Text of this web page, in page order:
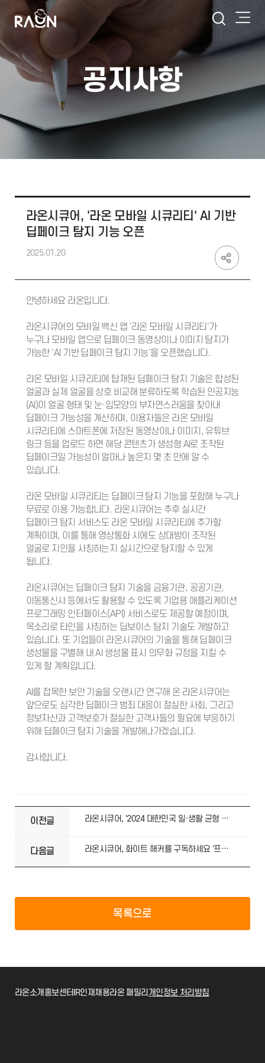
공지사항
라온시큐어, '라온 모바일 시큐리티' AI 기반
딥페이크 탐지 기능 오픈
2025.01.20
안녕하세요 라온입니다.
라온시큐어의 모바일 백신 앱 '라온 모바일 시큐리티'가
누구나 모바일 앱으로 딥페이크 동영상이나 이미지 탐지가
가능한 'AI 기반 딥페이크 탐지 기능'을 오픈했습니다.
라온 모바일 시큐리티에 탑재된 딥페이크 탐지 기술은 합성된
얼굴과 실제 얼굴을 상호 비교해 분류하도록 학습된 인공지능
(AI)이 얼굴 형태 및 눈·입모양의 부자연스러움을 찾아내
딥페이크 가능성을 계산하며, 이용자들은 라온 모바일
시큐리티에 스마트폰에 저장된 동영상이나 이미지, 유튜브
링크 등을 업로드 하면 해당 콘텐츠가 생성형 AI로 조작된
딥페이크일 가능성이 얼마나 높은지 몇 초 만에 알 수
있습니다.
라온 모바일 시큐리티는 딥페이크 탐지 기능을 포함해 누구나
무료로 이용 가능합니다. 라온시큐어는 추후 실시간
딥페이크 탐지 서비스도 라온 모바일 시큐리티에 추가할
계획이며, 이를 통해 영상통화 시에도 상대방이 조작된
얼굴로 지인을 사칭하는지 실시간으로 탐지할 수 있게
됩니다.
라온시큐어는 딥페이크 탐지 기술을 금융기관, 공공기관,
이동통신사 등에서도 활용할 수 있도록 기업용 애플리케이션
프로그래밍 인터페이스(API) 서비스로도 제공할 예정이며,
목소리로 타인을 사칭하는 딥보이스 탐지 기술도 개발하고
있습니다. 또 기업들이 라온시큐어의 기술을 통해 딥페이크
생성물을 구별해 내 AI 생성물 표시 의무화 규정을 지킬 수
있게 할 계획입니다.
AI를 접목한 보안 기술을 오랜시간 연구해 온 라온시큐어는
앞으로도 심각한 딥페이크 범죄 대응이 절실한 사회, 그리고
정보자산과 고객보호가 절실한 고객사들의 필요에 부응하기
위해 딥페이크 탐지 기술을 개발해나가겠습니다.
감사합니다.
이전글 라온시큐어, '2024 대한민국 일·생활 균형 우수기업' 선정
다음글 라온시큐어, 화이트 해커를 구독하세요 '프리미엄 모의해킹 구독 서비스' 오픈
목록으로
라온소개 홍보센터 IR인재채용라온 패밀리 개인정보 처리방침